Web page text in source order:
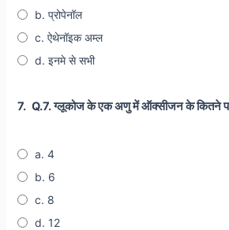
b. प्रोपेनॉल
c. ऐथेनॉइक अम्ल
d. इनमे से सभी
7. Q.7. ग्लूकोज के एक अणु में ऑक्सीजन के कितने
a. 4
b. 6
c. 8
d. 12